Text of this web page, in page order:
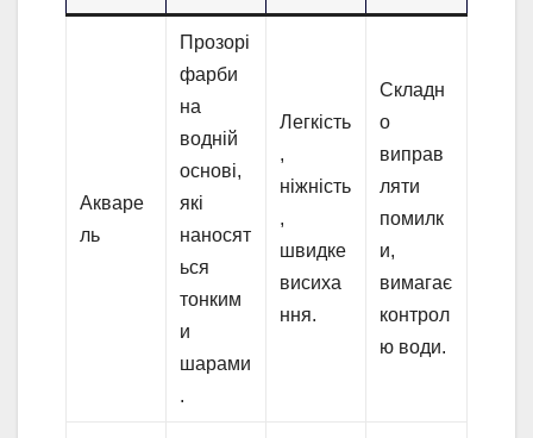
Акваре
ль
Прозорі
фарби
на
водній
основі,
які
наносят
ься
тонким
и
шарами
.
Легкість
,
ніжність
,
швидке
висиха
ння.
Складн
о
виправ
ляти
помилк
и,
вимагає
контрол
ю води.